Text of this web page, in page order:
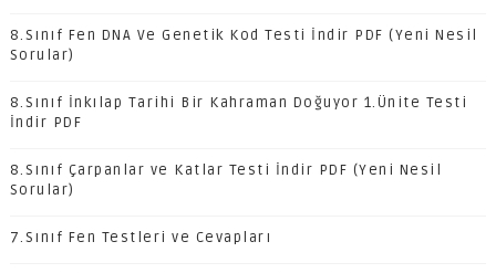
8.Sınıf Fen DNA Ve Genetik Kod Testi İndir PDF (Yeni Nesil
Sorular)
8.Sınıf İnkılap Tarihi Bir Kahraman Doğuyor 1.Ünite Testi
İndir PDF
8.Sınıf Çarpanlar ve Katlar Testi İndir PDF (Yeni Nesil
Sorular)
7.Sınıf Fen Testleri ve Cevapları